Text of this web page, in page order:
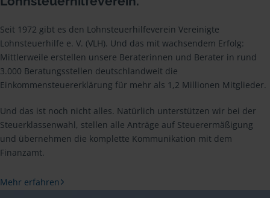
Seit 1972 gibt es den Lohnsteuerhilfeverein Vereinigte
Lohnsteuerhilfe e. V. (VLH). Und das mit wachsendem Erfolg:
Mittlerweile erstellen unsere Beraterinnen und Berater in rund
3.000 Beratungsstellen deutschlandweit die
Einkommensteuererklärung für mehr als 1,2 Millionen Mitglieder.
Und das ist noch nicht alles. Natürlich unterstützen wir bei der
Steuerklassenwahl, stellen alle Anträge auf Steuerermäßigung
und übernehmen die komplette Kommunikation mit dem
Finanzamt.
Mehr erfahren